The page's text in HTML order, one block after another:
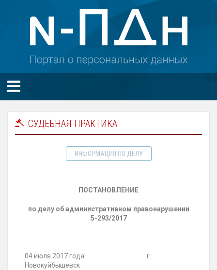
СУДЕБНАЯ ПРАКТИКА
ИНФОРМАЦИЯ ПО ДЕЛУ
ПОСТАНОВЛЕНИЕ
по делу об административном правонарушении
5-293/2017
04 июля 2017 года г.
Новокуйбышевск